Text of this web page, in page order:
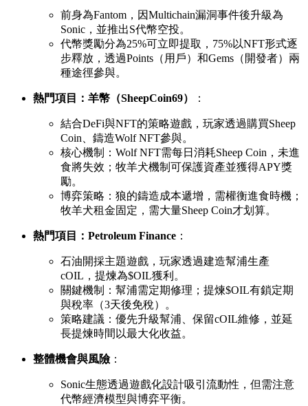
前身為Fantom，因Multichain漏洞事件後升級為
Sonic，並推出S代幣空投。
代幣獎勵分為25%可立即提取，75%以NFT形式逐
步釋放，透過Points（用戶）和Gems（開發者）兩
種途徑參與。
熱門項目：羊幣（SheepCoin69） ：
結合DeFi與NFT的策略遊戲，玩家透過購買Sheep
Coin、鑄造Wolf NFT參與。
核心機制：Wolf NFT需每日消耗Sheep Coin，未進
食將失效；牧羊犬機制可保護資產並獲得APY獎
勵。
博弈策略：狼的鑄造成本遞增，需權衡進食時機；
牧羊犬租金固定，需大量Sheep Coin才划算。
熱門項目：Petroleum Finance ：
石油開採主題遊戲，玩家透過建造幫浦生產
cOIL，提煉為$OIL獲利。
關鍵機制：幫浦需定期修理；提煉$OIL有鎖定期
與稅率（3天後免稅）。
策略建議：優先升級幫浦、保留cOIL維修，並延
長提煉時間以最大化收益。
整體機會與風險 ：
Sonic生態透過遊戲化設計吸引流動性，但需注意
代幣經濟模型與博弈平衡。